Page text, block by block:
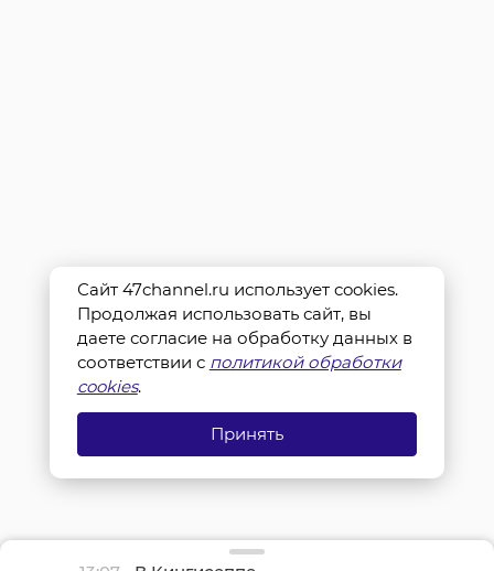
Сайт 47channel.ru использует cookies.
Продолжая использовать сайт, вы
даете согласие на обработку данных в
соответствии с политикой обработки
cookies.
Принять